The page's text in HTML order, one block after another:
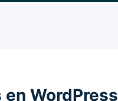
WordPress